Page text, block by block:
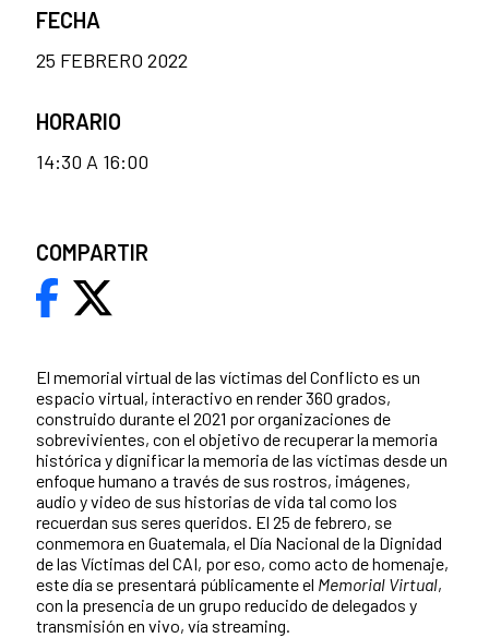
El memorial virtual de las víctimas del Conflicto es un
espacio virtual, interactivo en render 360 grados,
construido durante el 2021 por organizaciones de
sobrevivientes, con el objetivo de recuperar la memoria
histórica y dignificar la memoria de las víctimas desde un
enfoque humano a través de sus rostros, imágenes,
audio y video de sus historias de vida tal como los
recuerdan sus seres queridos. El 25 de febrero, se
conmemora en Guatemala, el Día Nacional de la Dignidad
de las Víctimas del CAI, por eso, como acto de homenaje,
este día se presentará públicamente el Memorial Virtual,
con la presencia de un grupo reducido de delegados y
transmisión en vivo, vía streaming.
FECHA
25 FEBRERO 2022
HORARIO
14:30 A 16:00
COMPARTIR